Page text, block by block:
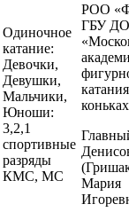
Одиночное
катание:
Девочки,
Девушки,
Мальчики,
Юноши:
3,2,1
спортивные
разряды
КМС, МС
РОО
ГБУ ДО
Мария